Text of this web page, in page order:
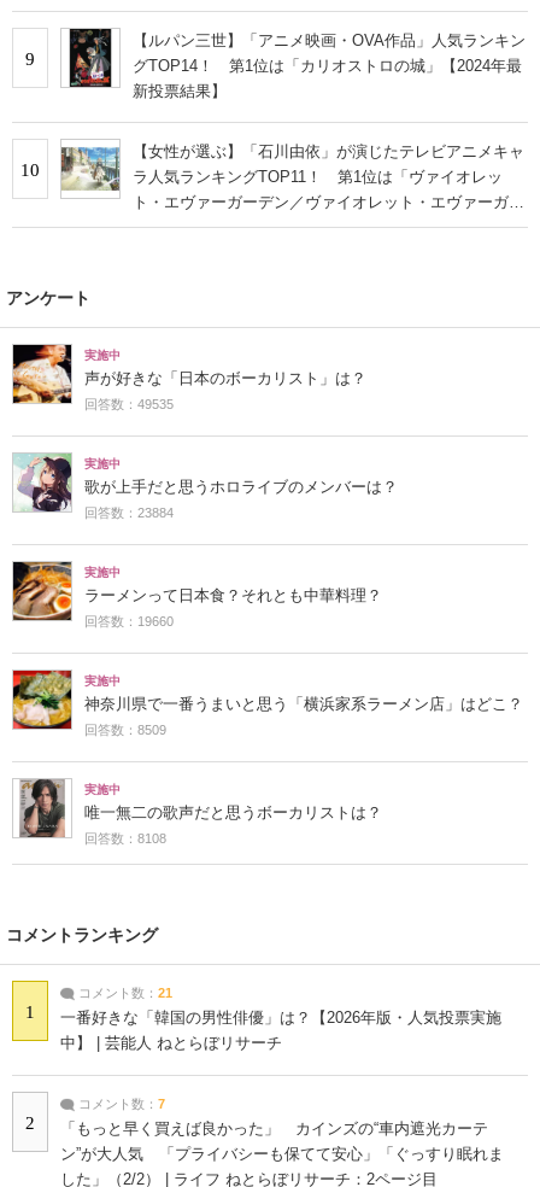
9
【ルパン三世】「アニメ映画・OVA作品」人気ランキン
グTOP14！ 第1位は「カリオストロの城」【2024年最
新投票結果】
10
【女性が選ぶ】「石川由依」が演じたテレビアニメキャ
ラ人気ランキングTOP11！ 第1位は「ヴァイオレッ
ト・エヴァーガーデン／ヴァイオレット・エヴァーガー
デン」【2024年最新投票結果】
アンケート
実施中
声が好きな「日本のボーカリスト」は？
回答数：49535
実施中
歌が上手だと思うホロライブのメンバーは？
回答数：23884
実施中
ラーメンって日本食？それとも中華料理？
回答数：19660
実施中
神奈川県で一番うまいと思う「横浜家系ラーメン店」はどこ？
回答数：8509
実施中
唯一無二の歌声だと思うボーカリストは？
回答数：8108
コメントランキング
1
コメント数： 21
一番好きな「韓国の男性俳優」は？【2026年版・人気投票実施
中】 | 芸能人 ねとらぼリサーチ
2
コメント数： 7
「もっと早く買えば良かった」 カインズの“車内遮光カーテ
ン”が大人気 「プライバシーも保てて安心」「ぐっすり眠れま
した」（2/2） | ライフ ねとらぼリサーチ：2ページ目